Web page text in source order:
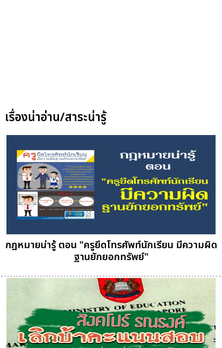
เรื่องน่าอ่าน/สาระน่ารู้
กฎหมายน่ารู้ ตอน "ครูยึดโทรศัพท์นักเรียน มีความผิด
ฐานยักยอกทรัพย์"